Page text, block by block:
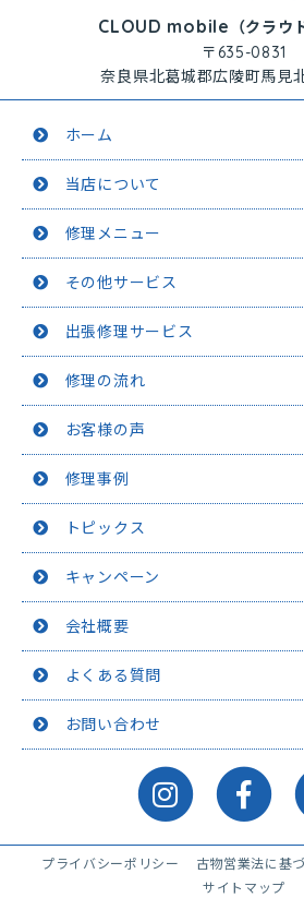
CLOUD mobile （クラウ
〒635-0831
奈良県北葛城郡広陵町馬見
ホーム
当店について
修理メニュー
その他サービス
出張修理サービス
修理の流れ
お客様の声
修理事例
トピックス
キャンペーン
会社概要
よくある質問
お問い合わせ
プライバシーポリシー 古物営業法に基
サイトマップ